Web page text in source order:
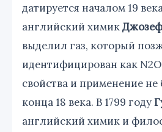
датируется началом 19
английский химик
выделил газ, который
идентифицирован как
свойства и применение
конца 18 века. В 1799 году
английский химик и